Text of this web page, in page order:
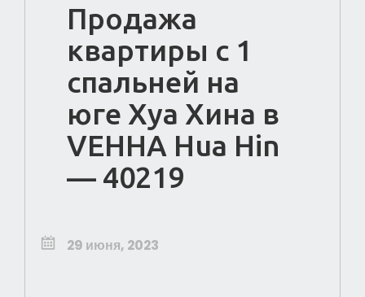
Продажа
квартиры с 1
спальней на
юге Хуа Хина в
VEHHA Hua Hin
— 40219
29 июня, 2023